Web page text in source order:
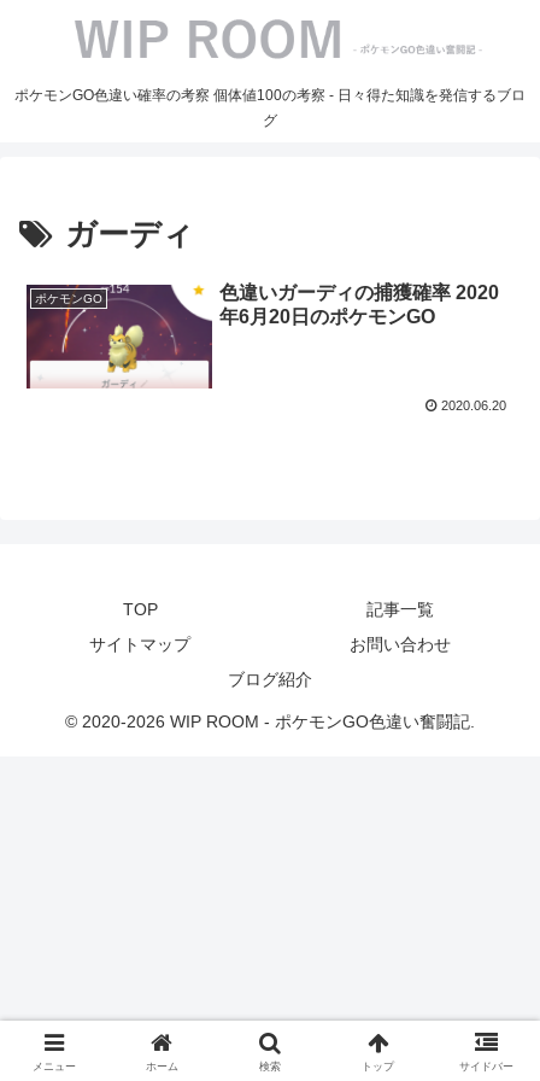
ポケモンGO色違い確率の考察 個体値100の考察 - 日々得た知識を発信するブロ
グ
ガーディ
ポケモンGO
色違いガーディの捕獲確率 2020
年6月20日のポケモンGO
2020.06.20
TOP
記事一覧
サイトマップ
お問い合わせ
ブログ紹介
© 2020-2026 WIP ROOM - ポケモンGO色違い奮闘記.
メニュー ホーム 検索 トップ サイドバー